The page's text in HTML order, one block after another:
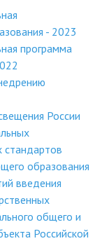
- 2023
программа
России
стандартов
образования
введения
общего и
Российской